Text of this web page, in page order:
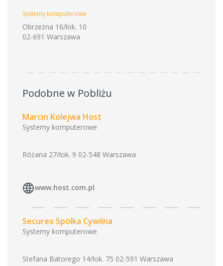
Systemy komputerowe
Obrzeżna 16/lok. 10
02-691 Warszawa
Podobne w Pobliżu
Marcin Kolejwa Host
Systemy komputerowe
Różana 27/lok. 9 02-548 Warszawa
www.host.com.pl
Securex Spółka Cywilna
Systemy komputerowe
Stefana Batorego 14/lok. 75 02-591 Warszawa